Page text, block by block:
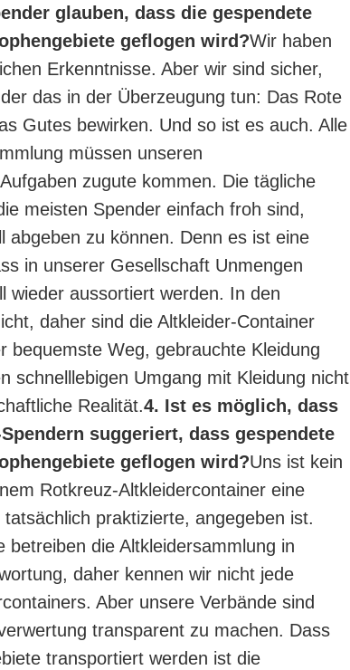
glauben, dass die gespendete
geflogen wird?Wir haben
Erkenntnisse. Aber wir sind sicher,
das in der Überzeugung tun: Das Rote
Gutes bewirken. Und so ist es auch. Alle
müssen unseren
zugute kommen. Die tägliche
meisten Spender einfach froh sind,
abgeben zu können. Denn es ist eine
in unserer Gesellschaft Unmengen
wieder aussortiert werden. In den
daher sind die Altkleider-Container
bequemste Weg, gebrauchte Kleidung
schnelllebigen Umgang mit Kleidung nicht
Realität.4. Ist es möglich, dass
suggeriert, dass gespendete
geflogen wird?Uns ist kein
Rotkreuz-Altkleidercontainer eine
praktizierte, angegeben ist.
betreiben die Altkleidersammlung in
daher kennen wir nicht jede
Aber unsere Verbände sind
transparent zu machen. Dass
transportiert werden ist die